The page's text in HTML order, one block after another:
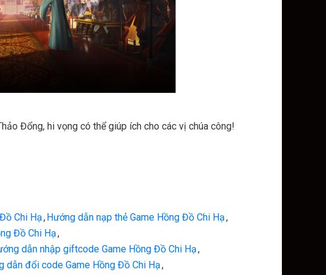
Đổng, hi vọng có thể giúp ích cho các vị chúa công!
Chi Hạ,Hướng dẫn nạp thẻ Game Hồng Đồ Chi Hạ,
Đồ Chi Hạ,
dẫn nhập giftcode Game Hồng Đồ Chi Hạ,
dẫn đổi code Game Hồng Đồ Chi Hạ,